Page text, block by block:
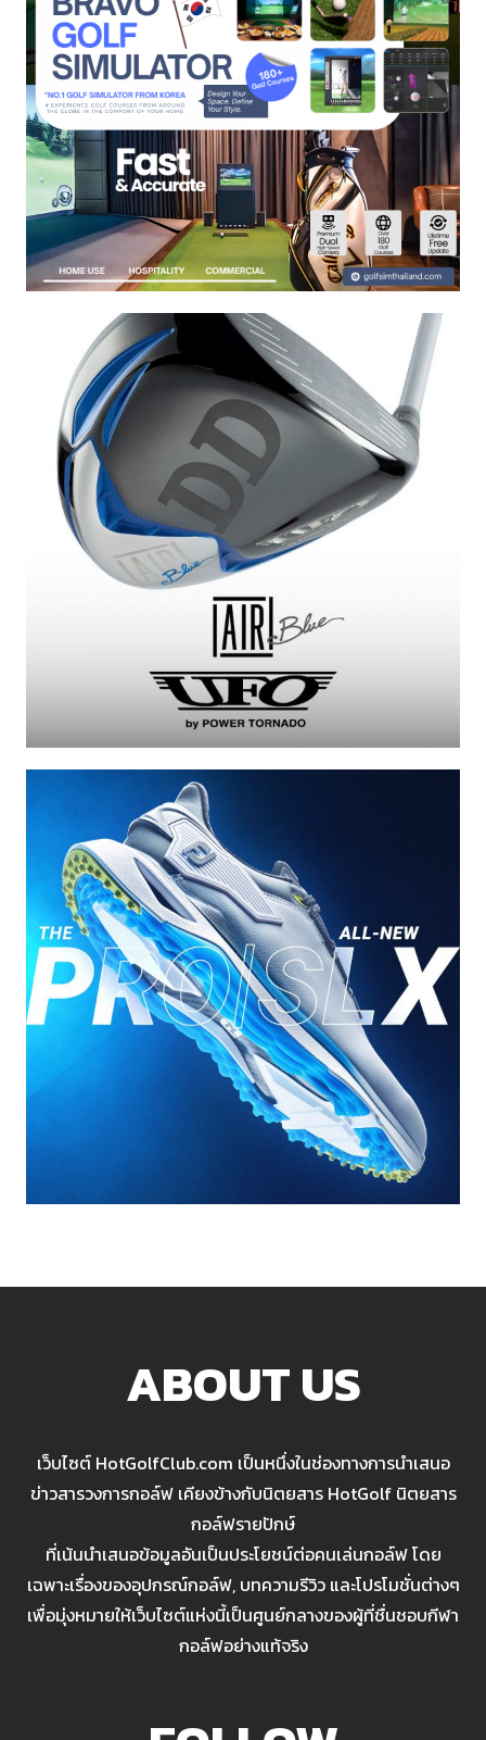
ABOUT US
เว็บไซต์ HotGolfClub.com เป็นหนึ่งในช่องทางการนำเสนอ
ข่าวสารวงการกอล์ฟ เคียงข้างกับนิตยสาร HotGolf นิตยสาร
กอล์ฟรายปักษ์
ที่เน้นนำเสนอข้อมูลอันเป็นประโยชน์ต่อคนเล่นกอล์ฟ โดย
เฉพาะเรื่องของอุปกรณ์กอล์ฟ, บทความรีวิว และโปรโมชั่นต่างๆ
เพื่อมุ่งหมายให้เว็บไซต์แห่งนี้เป็นศูนย์กลางของผู้ที่ชื่นชอบกีฬา
กอล์ฟอย่างแท้จริง